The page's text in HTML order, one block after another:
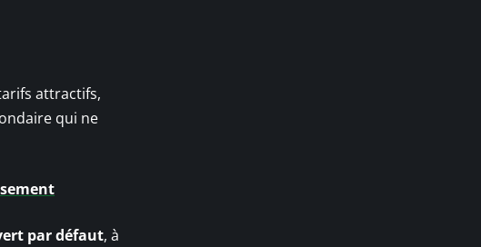
attractifs,
qui ne
par défaut, à